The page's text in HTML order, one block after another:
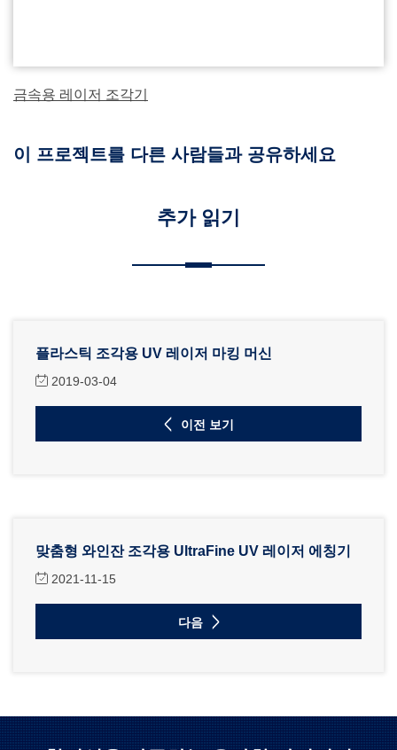
금속용 레이저 조각기
이 프로젝트를 다른 사람들과 공유하세요
추가 읽기
플라스틱 조각용 UV 레이저 마킹 머신
2019-03-04
이전 보기
맞춤형 와인잔 조각용 UltraFine UV 레이저 에칭기
2021-11-15
다음